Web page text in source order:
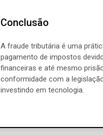
Conclusão
A fraude tributária é uma
pagamento de impostos
financeiras e até mesmo
conformidade com a
investindo em tecnologia.